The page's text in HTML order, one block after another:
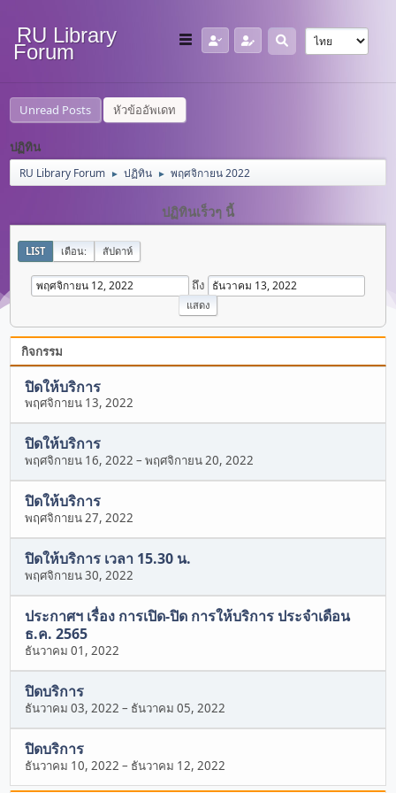
RU Library
Forum
Unread Posts หัวข้ออัพเดท
ปฏิทิน
RU Library Forum ► ปฏิทิน ► พฤศจิกายน 2022
ปฏิทินเร็วๆ นี้
LIST เดือน: สัปดาห์
ถึง
กิจกรรม
ปิดให้บริการ
พฤศจิกายน 13, 2022
ปิดให้บริการ
พฤศจิกายน 16, 2022 –พฤศจิกายน 20, 2022
ปิดให้บริการ
พฤศจิกายน 27, 2022
ปิดให้บริการ เวลา 15.30 น.
พฤศจิกายน 30, 2022
ประกาศฯ เรื่อง การเปิด-ปิด การให้บริการ ประจำเดือน
ธ.ค. 2565
ธันวาคม 01, 2022
ปิดบริการ
ธันวาคม 03, 2022 – ธันวาคม 05, 2022
ปิดบริการ
ธันวาคม 10, 2022 – ธันวาคม 12, 2022